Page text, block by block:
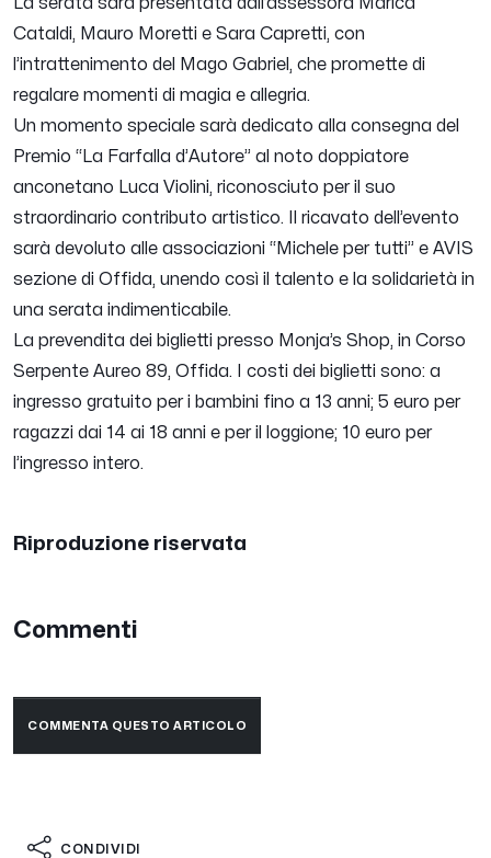
La serata sarà presentata dall’assessora Marica
Cataldi, Mauro Moretti e Sara Capretti, con
l’intrattenimento del Mago Gabriel, che promette di
regalare momenti di magia e allegria.
Un momento speciale sarà dedicato alla consegna del
Premio “La Farfalla d’Autore” al noto doppiatore
anconetano Luca Violini, riconosciuto per il suo
straordinario contributo artistico.
Il ricavato dell’evento
sarà devoluto alle associazioni “Michele per tutti” e AVIS
sezione di Offida, unendo così il talento e la solidarietà in
una serata indimenticabile.
La prevendita dei biglietti presso Monja’s Shop, in Corso
Serpente Aureo 89, Offida. I costi dei biglietti sono: a
ingresso gratuito per i bambini fino a 13 anni; 5 euro per
ragazzi dai 14 ai 18 anni e per il loggione; 10 euro per
l’ingresso intero.
Riproduzione riservata
Commenti
COMMENTA QUESTO ARTICOLO
CONDIVIDI